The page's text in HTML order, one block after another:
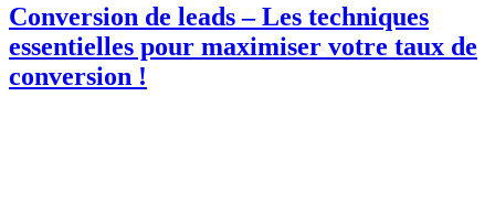
Conversion de leads – Les techniques
essentielles pour maximiser votre taux de
conversion !